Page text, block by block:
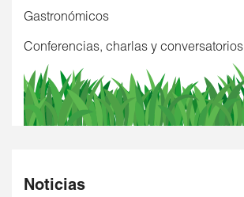
Gastronómicos
Conferencias, charlas y conversatorios
Noticias